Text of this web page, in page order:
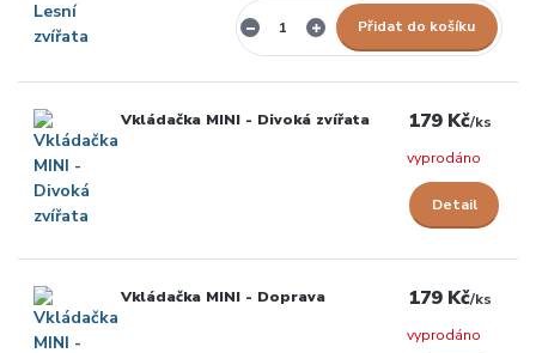
Přidat do košíku
Vkládačka MINI - Divoká zvířata 179 Kč/ks
vyprodáno
Detail
Vkládačka MINI - Doprava 179 Kč/ks
vyprodáno